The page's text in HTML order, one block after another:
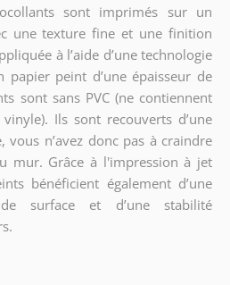
sont imprimés sur un
une texture fine et une finition
à l’aide d’une technologie
papier peint d’une épaisseur de
sont sans PVC (ne contiennent
Ils sont recouverts d’une
vous n’avez donc pas à craindre
mur. Grâce à l'impression à jet
bénéficient également d’une
de surface et d’une stabilité